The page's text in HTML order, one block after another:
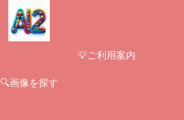
💡ご利用案内
🔍画像を探す